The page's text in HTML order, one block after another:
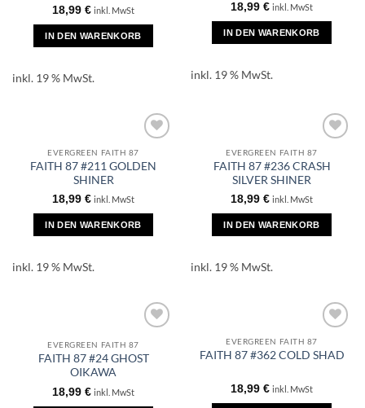
18,99 € inkl. MwSt
IN DEN WARENKORB
inkl. 19 % MwSt.
18,99 € inkl. MwSt
IN DEN WARENKORB
inkl. 19 % MwSt.
EVERGREEN FAITH 87
FAITH 87 #211 GOLDEN
SHINER
18,99 € inkl. MwSt
IN DEN WARENKORB
inkl. 19 % MwSt.
EVERGREEN FAITH 87
FAITH 87 #236 CRASH
SILVER SHINER
18,99 € inkl. MwSt
IN DEN WARENKORB
inkl. 19 % MwSt.
EVERGREEN FAITH 87
FAITH 87 #24 GHOST
OIKAWA
18,99 € inkl. MwSt
EVERGREEN FAITH 87
FAITH 87 #362 COLD SHAD
18,99 € inkl. MwSt